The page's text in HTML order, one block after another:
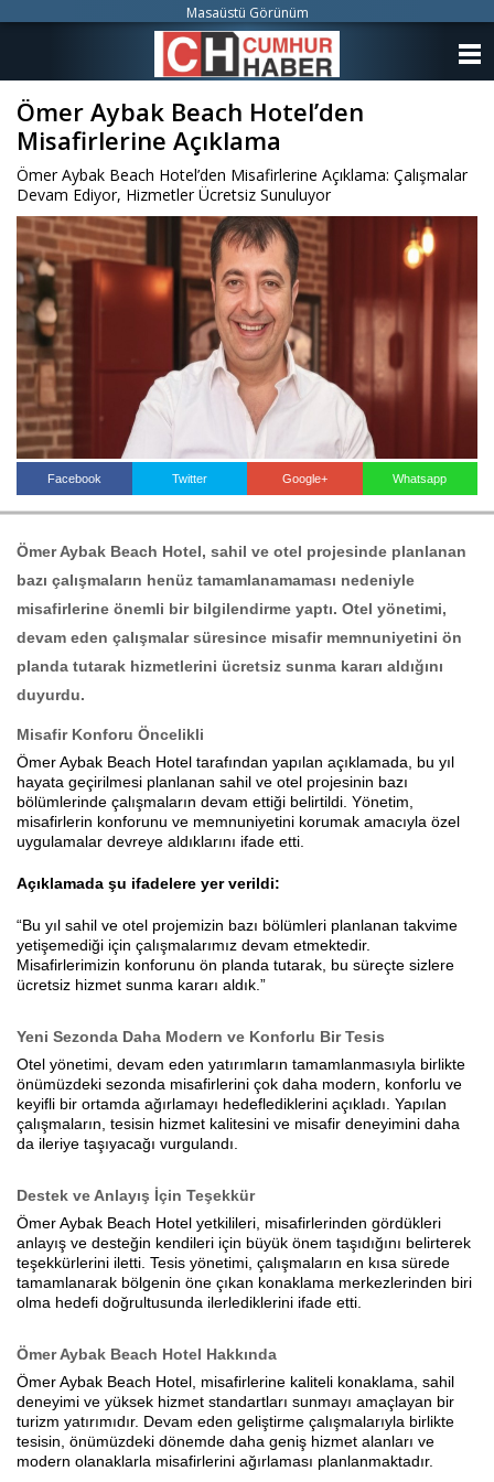
Ömer Aybak Beach Hotel’den
Misafirlerine Açıklama
Ömer Aybak Beach Hotel’den Misafirlerine Açıklama: Çalışmalar
Devam Ediyor, Hizmetler Ücretsiz Sunuluyor
Facebook Twitter Google+ Whatsapp
Ömer Aybak Beach Hotel, sahil ve otel projesinde planlanan
bazı çalışmaların henüz tamamlanamaması nedeniyle
misafirlerine önemli bir bilgilendirme yaptı. Otel yönetimi,
devam eden çalışmalar süresince misafir memnuniyetini ön
planda tutarak hizmetlerini ücretsiz sunma kararı aldığını
duyurdu.
Misafir Konforu Öncelikli
Ömer Aybak Beach Hotel tarafından yapılan açıklamada, bu yıl
hayata geçirilmesi planlanan sahil ve otel projesinin bazı
bölümlerinde çalışmaların devam ettiği belirtildi. Yönetim,
misafirlerin konforunu ve memnuniyetini korumak amacıyla özel
uygulamalar devreye aldıklarını ifade etti.
Açıklamada şu ifadelere yer verildi:
“Bu yıl sahil ve otel projemizin bazı bölümleri planlanan takvime
yetişemediği için çalışmalarımız devam etmektedir.
Misafirlerimizin konforunu ön planda tutarak, bu süreçte sizlere
ücretsiz hizmet sunma kararı aldık.”
Yeni Sezonda Daha Modern ve Konforlu Bir Tesis
Otel yönetimi, devam eden yatırımların tamamlanmasıyla birlikte
önümüzdeki sezonda misafirlerini çok daha modern, konforlu ve
keyifli bir ortamda ağırlamayı hedeflediklerini açıkladı. Yapılan
çalışmaların, tesisin hizmet kalitesini ve misafir deneyimini daha
da ileriye taşıyacağı vurgulandı.
Destek ve Anlayış İçin Teşekkür
Ömer Aybak Beach Hotel yetkilileri, misafirlerinden gördükleri
anlayış ve desteğin kendileri için büyük önem taşıdığını belirterek
teşekkürlerini iletti. Tesis yönetimi, çalışmaların en kısa sürede
tamamlanarak bölgenin öne çıkan konaklama merkezlerinden biri
olma hedefi doğrultusunda ilerlediklerini ifade etti.
Ömer Aybak Beach Hotel Hakkında
Ömer Aybak Beach Hotel, misafirlerine kaliteli konaklama, sahil
deneyimi ve yüksek hizmet standartları sunmayı amaçlayan bir
turizm yatırımıdır. Devam eden geliştirme çalışmalarıyla birlikte
tesisin, önümüzdeki dönemde daha geniş hizmet alanları ve
modern olanaklarla misafirlerini ağırlaması planlanmaktadır.
Masaüstü Görünüm
FOTO GALERİ
VİDEO GALERİ
KÜNYE
İLETİŞİM
Haberin Doğru Adresi.